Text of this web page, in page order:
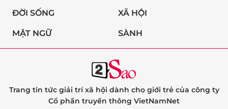
ĐỜI SỐNG XÃ HỘI
MẬT NGỮ SÀNH
Trang tin tức giải trí xã hội dành cho giới trẻ của công ty
Cổ phần truyền thông VietNamNet